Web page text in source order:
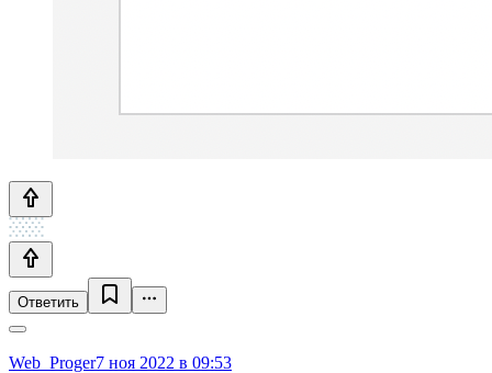
Ответить
Web_Proger7 ноя 2022 в 09:53